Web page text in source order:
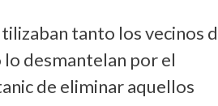
tanto los vecinos
desmantelan por el
de eliminar aquellos